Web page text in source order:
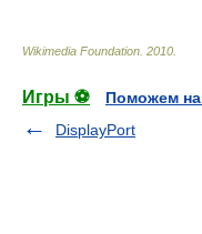
Wikimedia Foundation 2010
Игры ⚽
Поможем
DisplayPort